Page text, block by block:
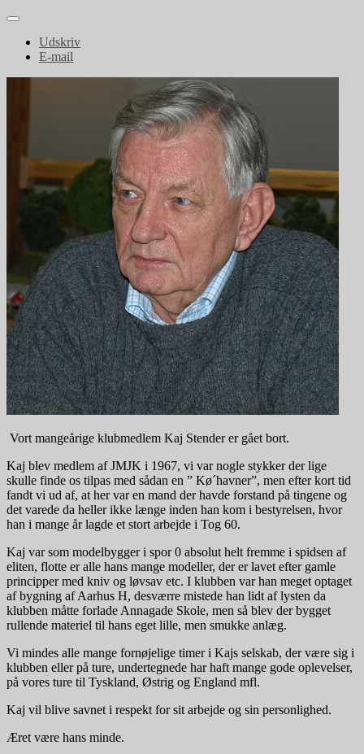
Udskriv
E-mail
Vort mangeårige klubmedlem Kaj Stender er gået bort.
Kaj blev medlem af JMJK i 1967, vi var nogle stykker der lige
skulle finde os tilpas med sådan en ” Kø´havner”, men efter kort tid
fandt vi ud af, at her var en mand der havde forstand på tingene og
det varede da heller ikke længe inden han kom i bestyrelsen, hvor
han i mange år lagde et stort arbejde i Tog 60.
Kaj var som modelbygger i spor 0 absolut helt fremme i spidsen af
eliten, flotte er alle hans mange modeller, der er lavet efter gamle
principper med kniv og løvsav etc. I klubben var han meget optaget
af bygning af Aarhus H, desværre mistede han lidt af lysten da
klubben måtte forlade Annagade Skole, men så blev der bygget
rullende materiel til hans eget lille, men smukke anlæg.
Vi mindes alle mange fornøjelige timer i Kajs selskab, der være sig i
klubben eller på ture, undertegnede har haft mange gode oplevelser,
på vores ture til Tyskland, Østrig og England mfl.
Kaj vil blive savnet i respekt for sit arbejde og sin personlighed.
Æret være hans minde.